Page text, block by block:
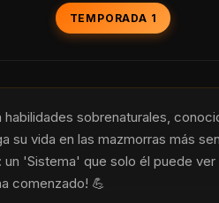
TEMPORADA 1
sobrenaturales,
su vida en las mazmorras más
'Sistema' que solo él puede
comenzado! 💪